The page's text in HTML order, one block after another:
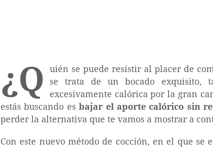
¿Q uién se puede resistir al placer de
se trata de un bocado exquisito,
excesivamente calórica por la gran
estás buscando esbajar el aporte calórico sin
perder la alternativa que te vamos a mostrar a
Con este nuevo método de cocción, en el que se